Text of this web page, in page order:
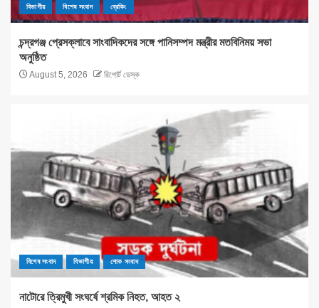
বিভাগীয় বিশেষ সংবাদ ব্রেকিং
চন্দ্রগঞ্জ প্রেসক্লাবে সাংবাদিকদের সঙ্গে পানিসম্পদ মন্ত্রীর মতবিনিময় সভা
অনুষ্ঠিত
August 5, 2026 রিপোর্ট ডেস্ক
বিশেষ সংবাদ বিভাগীয় শোক সংবাদ
নাটোরে ত্রিমুখী সংঘর্ষে শ্রমিক নিহত, আহত ২